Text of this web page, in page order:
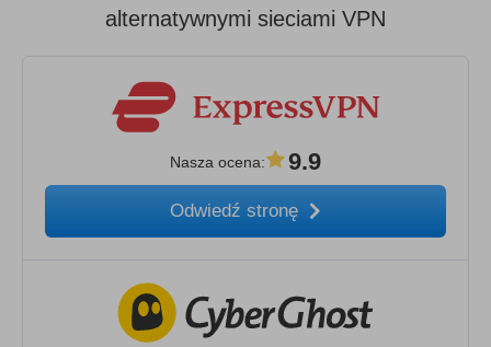
alternatywnymi sieciami VPN
Nasza ocena: 9.9
Odwiedź stronę